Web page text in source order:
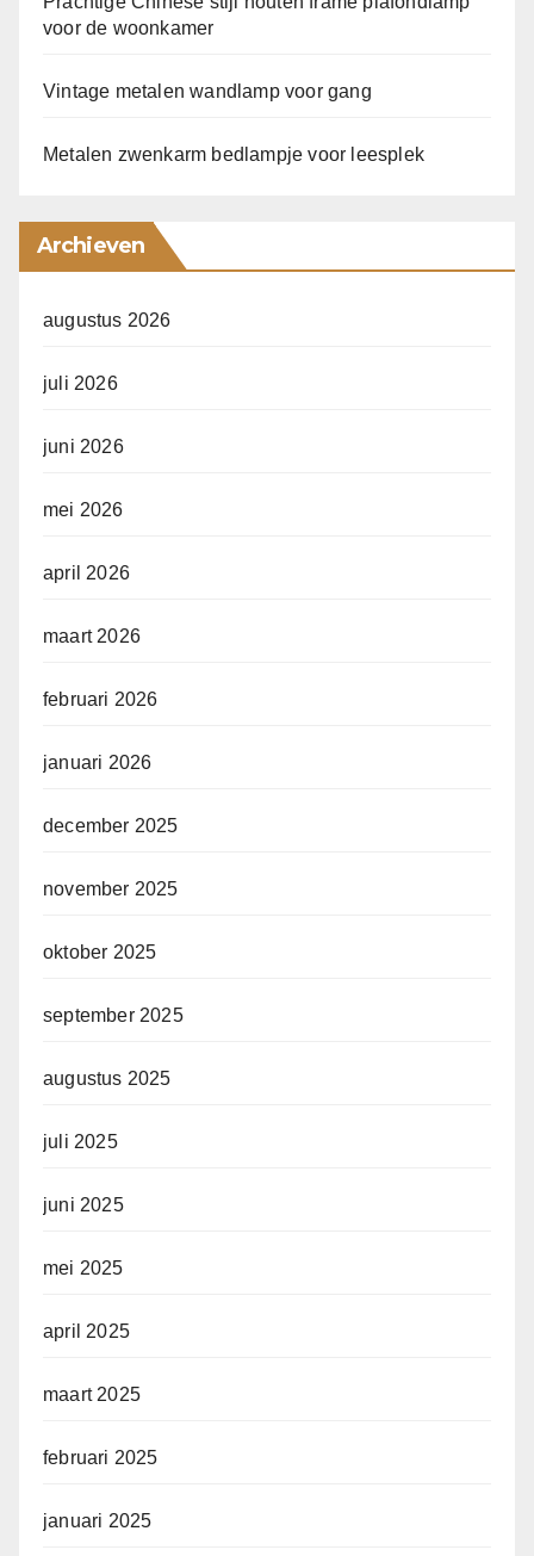
voor de woonkamer
Vintage metalen wandlamp voor gang
Metalen zwenkarm bedlampje voor leesplek
Archieven
augustus 2026
juli 2026
juni 2026
mei 2026
april 2026
maart 2026
februari 2026
januari 2026
december 2025
november 2025
oktober 2025
september 2025
augustus 2025
juli 2025
juni 2025
mei 2025
april 2025
maart 2025
februari 2025
januari 2025